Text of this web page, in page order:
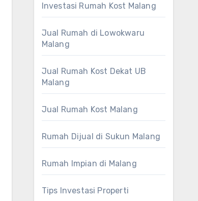
Investasi Rumah Kost Malang
Jual Rumah di Lowokwaru
Malang
Jual Rumah Kost Dekat UB
Malang
Jual Rumah Kost Malang
Rumah Dijual di Sukun Malang
Rumah Impian di Malang
Tips Investasi Properti